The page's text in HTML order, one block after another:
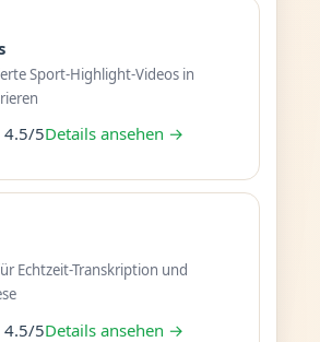
Sport-Highlight-Videos in
5Details ansehen →
Echtzeit-Transkription und
5Details ansehen →